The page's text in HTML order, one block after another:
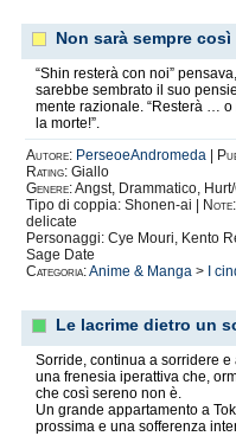
Difesa.
Sadist.
Prigionia.
Marchio.
Ostaggio.
Ribellione.
Sacrificio umano.
Rito.
Sotterraneo.
Cavie umane.
Masochismo.
Sadismo.
Non sarà sempre così
“Shin resterà con noi”
sarebbe sembrato il suo
mente razionale. “Resterà …
la morte!”.
Autore: PerseoeAndromeda
Rating: Giallo
Genere:Angst, Drammatico, Hurt/
Tipo di coppia: Shonen-ai |
Note:
delicate
Personaggi: Cye Mouri, Kento
Sage Date
Categoria:Anime & Manga > I
Le lacrime dietro un
Sorride, continua a sorridere
una frenesia iperattiva che,
che così sereno non è.
Un grande appartamento a
prossima e una sofferenza